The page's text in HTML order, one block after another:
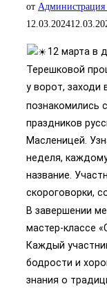
от Администрация
12.03.2024
12 марта в
Терешковой
у ворот, заходи
познакомились
праздников
Масленицей.
неделя,
название.
скороговорки,
В завершении
мастер-классе
Каждый
бодрости и
знания о